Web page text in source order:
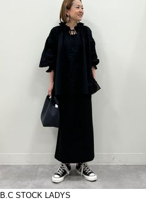
B.C STOCK LADYS